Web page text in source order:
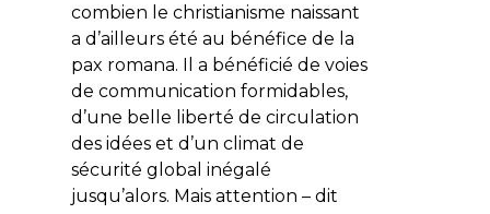
combien le christianisme naissant
a d’ailleurs été au bénéfice de la
pax romana. Il a bénéficié de voies
de communication formidables,
d’une belle liberté de circulation
des idées et d’un climat de
sécurité global inégalé
jusqu’alors. Mais attention – dit